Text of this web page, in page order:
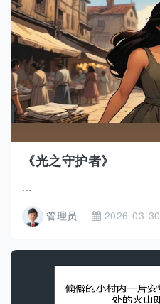
《光之守护者》
...
管理员
2026-03-30